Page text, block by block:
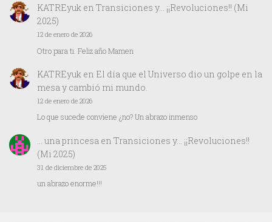
KATREyuken Transiciones y… ¡¡Revoluciones!! (Mi
2025)
12 de enero de 2026
Otro para ti. Feliz año Mamen
KATREyuken El día que el Universo dio un golpe en la
mesa y cambió mi mundo.
12 de enero de 2026
Lo que sucede conviene ¿no? Un abrazo inmenso
… una princesa en Transiciones y… ¡¡Revoluciones!!
(Mi 2025)
31 de diciembre de 2025
un abrazo enorme!!!